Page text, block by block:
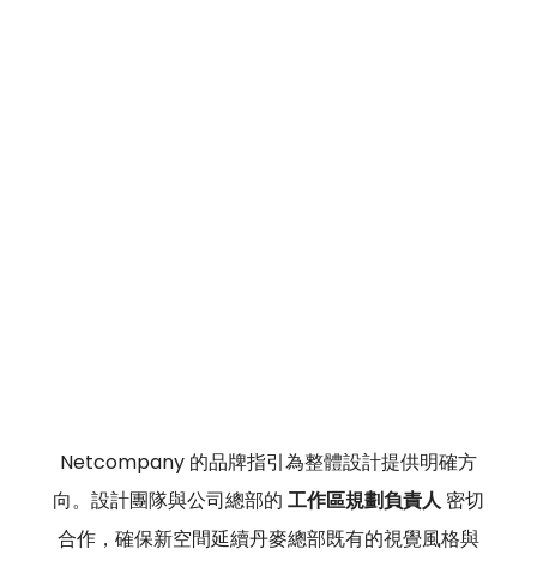
Netcompany 的品牌指引為整體設計提供明確方
向。設計團隊與公司總部的 工作區規劃負責人 密切
合作，確保新空間延續丹麥總部既有的視覺風格與